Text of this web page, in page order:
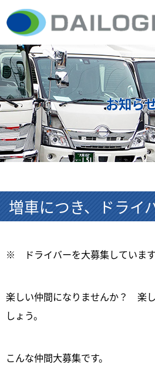
お知ら
増車につき、ドライ
※ ドライバーを大募集しています
楽しい仲間になりませんか？ 楽
しょう。
こんな仲間大募集です。